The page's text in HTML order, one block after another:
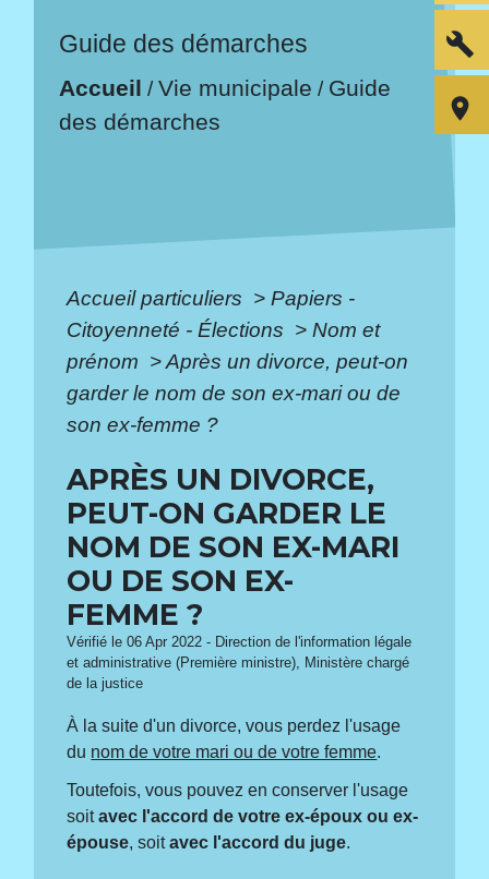
Guide des démarches
Accueil /Vie municipale / Guide
des démarches
Accueil particuliers > Papiers -
Citoyenneté - Élections > Nom et
prénom >Après un divorce, peut-on
garder le nom de son ex-mari ou de
son ex-femme ?
APRÈS UN DIVORCE,
PEUT-ON GARDER LE
NOM DE SON EX-MARI
OU DE SON EX-
FEMME ?
Vérifié le 06 Apr 2022 - Direction de l'information légale
et administrative (Première ministre), Ministère chargé
de la justice
À la suite d'un divorce, vous perdez l'usage
du nom de votre mari ou de votre femme.
Toutefois, vous pouvez en conserver l'usage
soitavec l'accord de votre ex-époux ou ex-
épouse, soitavec l'accord du juge.
build
room